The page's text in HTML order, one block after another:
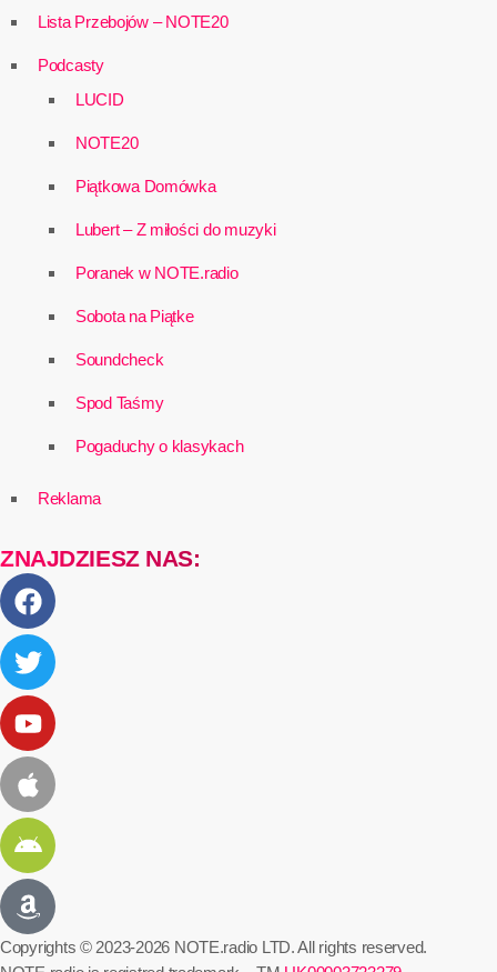
Lista Przebojów – NOTE20
Podcasty
LUCID
NOTE20
Piątkowa Domówka
Lubert – Z miłości do muzyki
Poranek w NOTE.radio
Sobota na Piątke
Soundcheck
Spod Taśmy
Pogaduchy o klasykach
Reklama
ZNAJDZIESZ NAS:
Copyrights © 2023-2026 NOTE.radio LTD. All rights reserved.